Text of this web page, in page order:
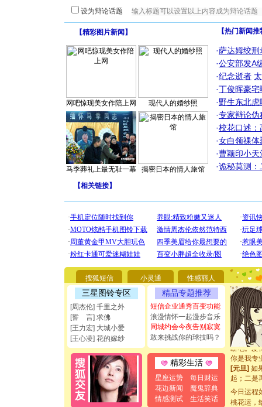
设为辩论话题
【精彩图片新闻 】
网吧惊现美女作陪上网 现代人的婚纱照
马季葬礼上最无耻一幕 揭密日本的情人旅馆
【热门新闻
·萨达姆绞刑
·公安部发A
·纪念逝者
·丁俊晖豪
·野生东北
·专家辩论伪
·校花口述：
·女白领祼体
·曹颖印小天
·诡秘莫测：
【相关链接】
搜狐短信 小灵通 性感丽人
三星图铃专区
[周杰伦] 千里之外
[誓 言] 求佛
[王力宏] 大城小爱
[王心凌] 花的嫁纱
精品专题推荐
短信企业通秀百变功能
浪漫情怀一起漫步音乐
同城约会今夜告别寂寞
敢来挑战你的球技吗？
精彩生活
星座运势
每日财运
花边新闻
魔鬼辞典
情感测试
生活笑话
[圣诞节]
要平安
[圣诞节]
能正大光
都要快乐
[圣诞节]
如意,快
[元旦]看
断电。爱
你是我专
[元旦]如
起；二是
离。水晶
[元旦]当
泣，这痛
今日运程
桃花运，